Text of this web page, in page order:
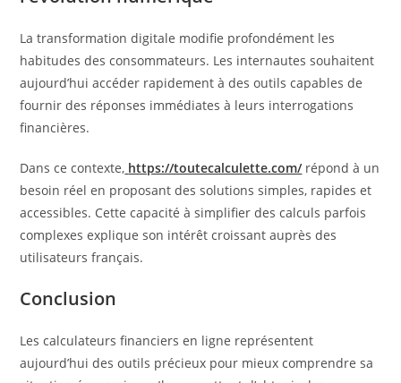
La transformation digitale modifie profondément les
habitudes des consommateurs. Les internautes souhaitent
aujourd’hui accéder rapidement à des outils capables de
fournir des réponses immédiates à leurs interrogations
financières.
Dans ce contexte, https://toutecalculette.com/répond à un
besoin réel en proposant des solutions simples, rapides et
accessibles. Cette capacité à simplifier des calculs parfois
complexes explique son intérêt croissant auprès des
utilisateurs français.
Conclusion
Les calculateurs financiers en ligne représentent
aujourd’hui des outils précieux pour mieux comprendre sa